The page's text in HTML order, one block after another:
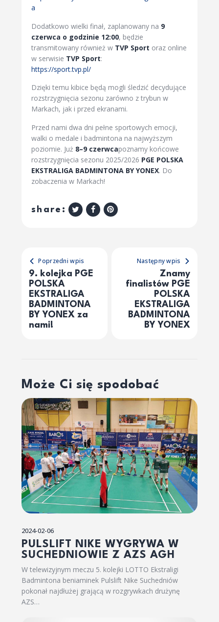
a
Dodatkowo wielki finał, zaplanowany na 9
czerwca o godzinie 12:00, będzie
transmitowany również w TVP Sport oraz online
w serwisie TVP Sport:
https://sport.tvp.pl/
Dzięki temu kibice będą mogli śledzić decydujące
rozstrzygnięcia sezonu zarówno z trybun w
Markach, jak i przed ekranami.
Przed nami dwa dni pełne sportowych emocji,
walki o medale i badmintona na najwyższym
poziomie. Już 8–9 czerwcapoznamy końcowe
rozstrzygnięcia sezonu 2025/2026 PGE POLSKA
EKSTRALIGA BADMINTONA BY YONEX. Do
zobaczenia w Markach!
share:
Poprzedni wpis
9. kolejka PGE
POLSKA
EKSTRALIGA
BADMINTONA
BY YONEX za
nami!
Następny wpis
Znamy
finalistów PGE
POLSKA
EKSTRALIGA
BADMINTONA
BY YONEX
Może Ci się spodobać
2024-02-06
PULSLIFT NIKE WYGRYWA W
SUCHEDNIOWIE Z AZS AGH
W telewizyjnym meczu 5. kolejki LOTTO Ekstraligi
Badmintona beniaminek Pulslift Nike Suchedniów
pokonał najdłużej grającą w rozgrywkach drużynę
AZS…